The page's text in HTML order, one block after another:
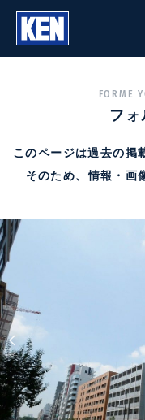
FORME
フ
このページは過去の掲
そのため、情報・画